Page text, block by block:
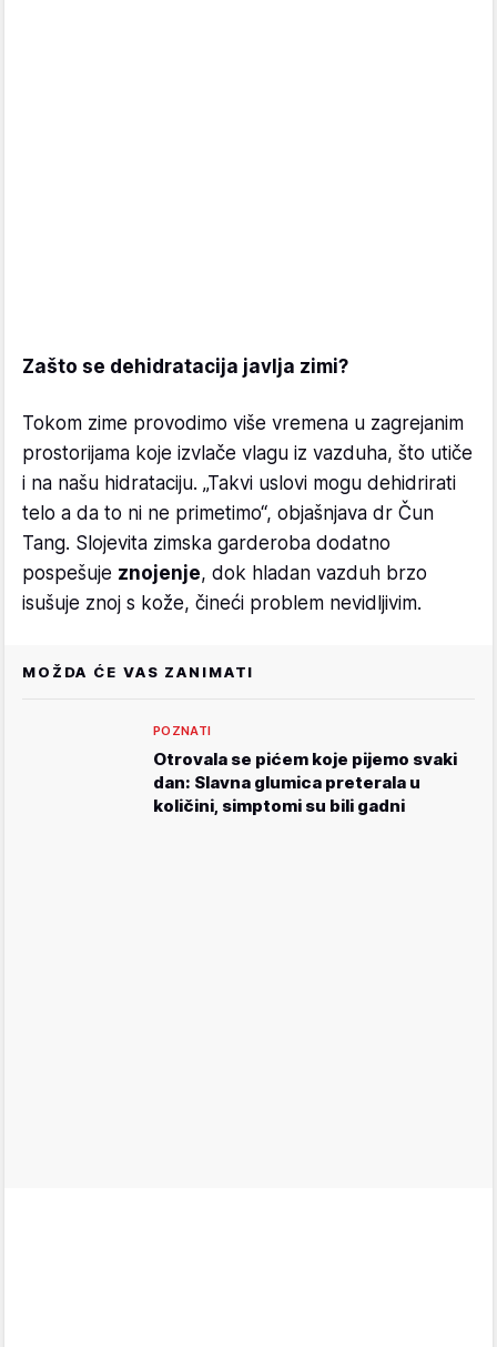
Zašto se dehidratacija javlja zimi?
Tokom zime provodimo više vremena u zagrejanim
prostorijama koje izvlače vlagu iz vazduha, što utiče
i na našu hidrataciju. „Takvi uslovi mogu dehidrirati
telo a da to ni ne primetimo“, objašnjava dr Čun
Tang. Slojevita zimska garderoba dodatno
pospešuje znojenje, dok hladan vazduh brzo
isušuje znoj s kože, čineći problem nevidljivim.
MOŽDA ĆE VAS ZANIMATI
POZNATI
Otrovala se pićem koje pijemo svaki
dan: Slavna glumica preterala u
količini, simptomi su bili gadni